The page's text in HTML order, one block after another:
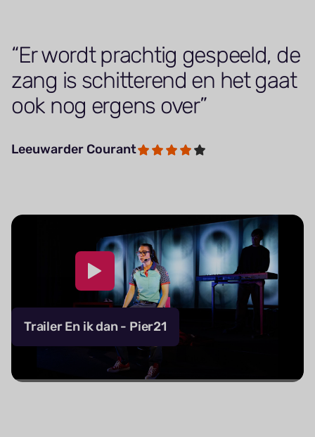
Er wordt prachtig gespeeld, de
zang is schitterend en het gaat
ook nog ergens over
Leeuwarder Courant
Trailer En ik dan - Pier21